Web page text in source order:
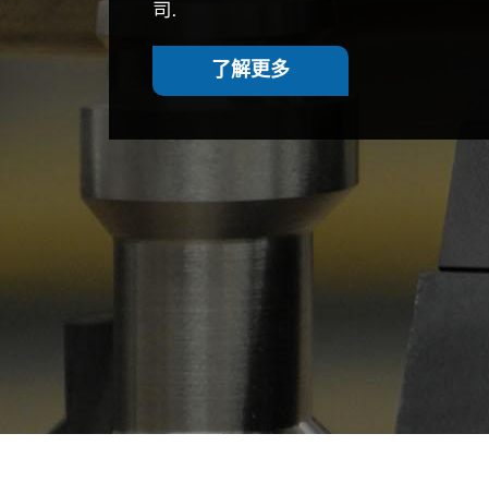
司.
了解更多